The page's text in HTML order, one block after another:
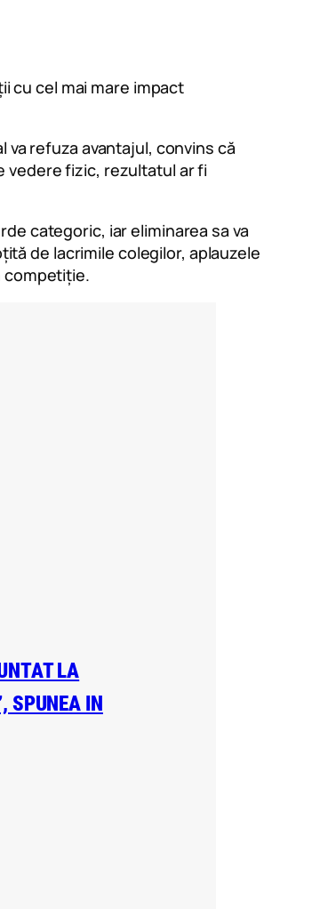
cu cel mai mare impact
va refuza avantajul, convins că
vedere fizic, rezultatul ar fi
categoric, iar eliminarea sa va
de lacrimile colegilor, aplauzele
competiție.
LA
SPUNEA IN